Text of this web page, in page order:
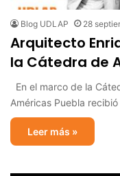
Blog UDLAP 28
Arquitecto
la Cátedra de
En el marco de la
Américas Puebla
Leer más »